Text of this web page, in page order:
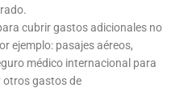
cubrir gastos adicionales no
ejemplo: pasajes aéreos,
médico internacional para
otros gastos de